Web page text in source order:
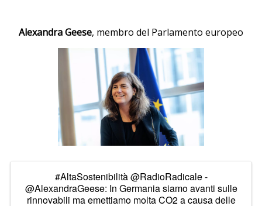
Alexandra Geese, membro del Parlamento europeo
#AltaSostenibilità@RadioRadicale-
@AlexandraGeese: In Germania siamo avanti sulle
rinnovabili ma emettiamo molta CO2 a causa delle